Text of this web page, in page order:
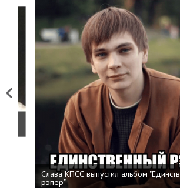
Previous
Слава КПСС выпустил альбом
рэпер"